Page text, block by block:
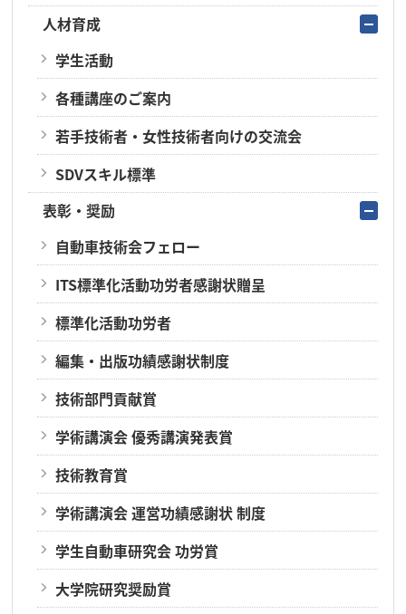
人材育成
学生活動
各種講座のご案内
若手技術者・女性技術者向けの交流会
SDVスキル標準
表彰・奨励
自動車技術会フェロー
ITS標準化活動功労者感謝状贈呈
標準化活動功労者
編集・出版功績感謝状制度
技術部門貢献賞
学術講演会 優秀講演発表賞
技術教育賞
学術講演会 運営功績感謝状 制度
学生自動車研究会 功労賞
大学院研究奨励賞